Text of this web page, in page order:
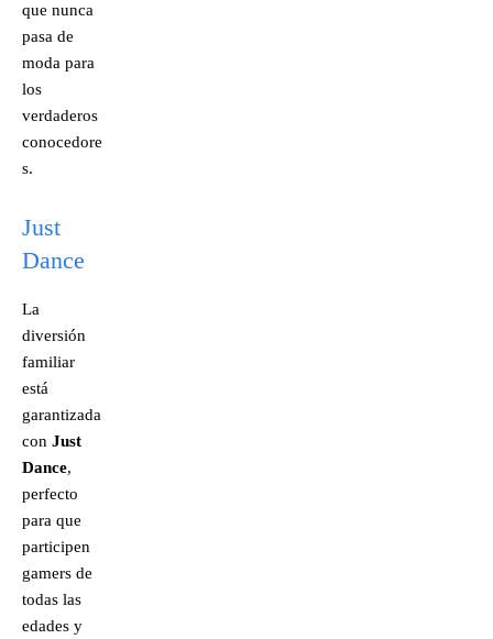
que nunca
pasa de
moda para
los
verdaderos
conocedore
s.
Just
Dance
La
diversión
familiar
está
garantizada
con Just
Dance,
perfecto
para que
participen
gamers de
todas las
edades y